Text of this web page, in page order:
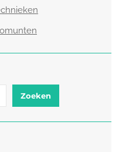
Zoeken